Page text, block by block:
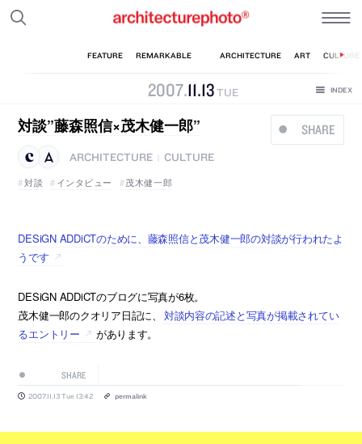
2007.11.13TUE
SHARE
対談”藤森照信×茂木健一郎”
ARCHITECTURE
CULTURE
対談
インタビュー 茂木健一郎
DESiGN ADDiCTのために、藤森照信と茂木健一郎の対談が行われたよ
うです
DESiGN ADDiCTのブログに写真が6枚。
茂木健一郎のクオリア日記に、
対談内容の記述と写真が掲載されてい
るエントリー
があります。
SHARE
2007.11.13 Tue 13:42 permalink